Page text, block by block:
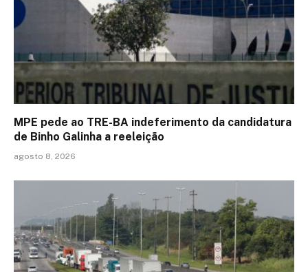
MPE pede ao TRE-BA indeferimento da candidatura
de Binho Galinha a reeleição
agosto 8, 2026